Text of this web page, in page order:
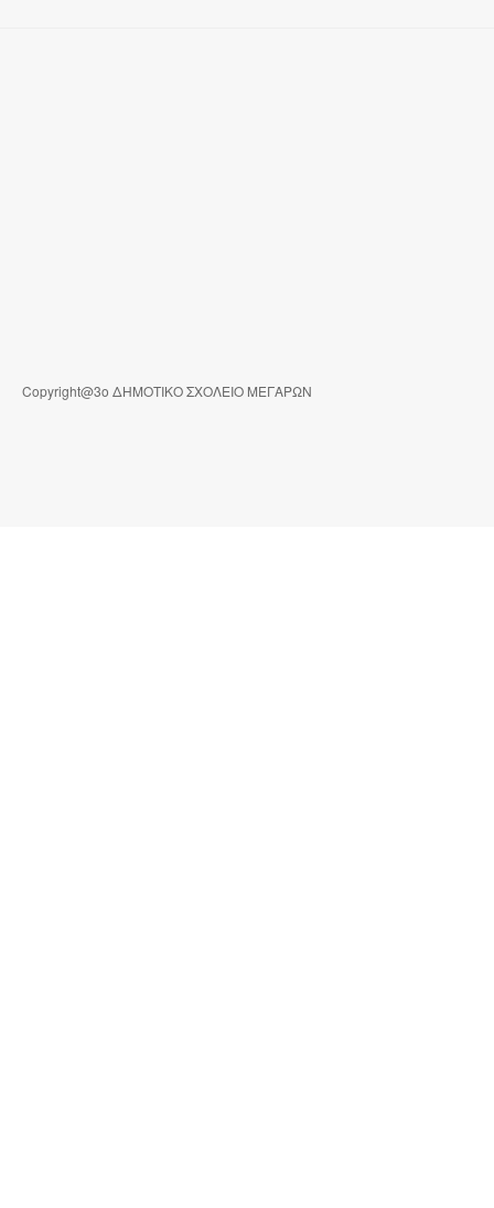
Copyright@3ο ΔΗΜΟΤΙΚΟ ΣΧΟΛΕΙΟ ΜΕΓΑΡΩΝ